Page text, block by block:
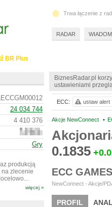
BiznesRadar.pl
ustawieniami
Akcje NewConnect •
0.1835
ECC
NewConnect - Akcje/
PROFIL
ECC: ustaw alert
BR Plus
24 034 744
4 410 376
4
375
376
Gry
produkcją
zlecenie
więcej »
Trwa łączenie z
RADAR